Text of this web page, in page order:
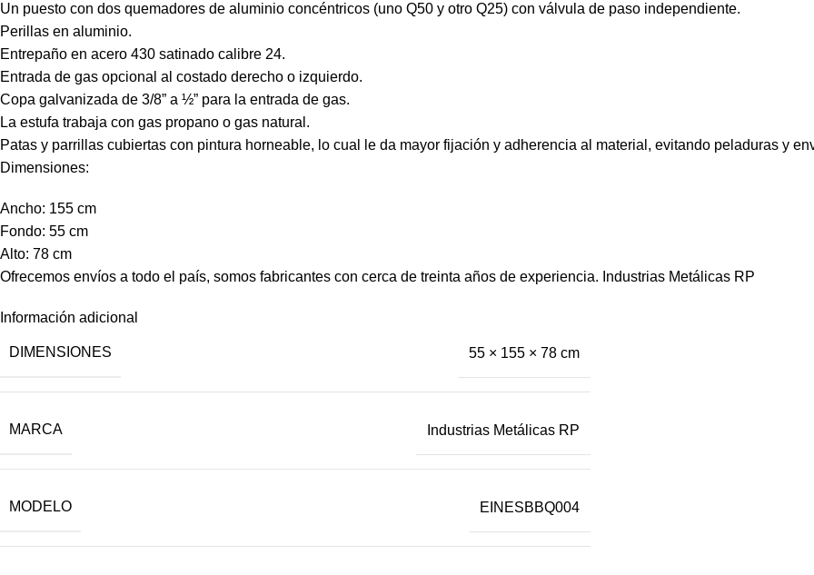
Un puesto con dos quemadores de aluminio concéntricos (uno Q50 y otro Q25) con válvula de paso independiente.
Perillas en aluminio.
Entrepaño en acero 430 satinado calibre 24.
Entrada de gas opcional al costado derecho o izquierdo.
Copa galvanizada de 3/8” a ½” para la entrada de gas.
La estufa trabaja con gas propano o gas natural.
Patas y parrillas cubiertas con pintura horneable, lo cual le da mayor fijación y adherencia al material, evitando peladuras y
Dimensiones:
Ancho: 155 cm
Fondo: 55 cm
Alto: 78 cm
Ofrecemos envíos a todo el país, somos fabricantes con cerca de treinta años de experiencia. Industrias Metálicas RP
Información adicional
DIMENSIONES 55 × 155 × 78 cm
MARCA Industrias Metálicas RP
MODELO EINESBBQ004